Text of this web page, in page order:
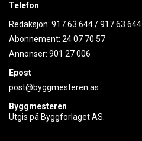
Telefon
Redaksjon: 917 63 644/917 63 644
Abonnement: 24 07 70 57
Annonser: 901 27 006
Epost
post@byggmesteren.as
Byggmesteren
Utgis på Byggforlaget AS.